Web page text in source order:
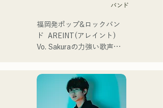
プニング記念イベント,結婚
英語も日本語も対応可能で
アーティストの日本人父と
サラブレッド。
└メンバーはジュンイチロ
ウ（Vo）、梅田孝明
（Ba）、杉本剛志（Dr）の
軽音楽部で出会い結成。
バンド
福岡発ポップ&ロックバン
ド  AREINT(アレイント)
Vo. Sakuraの力強い歌声
SHOにより生み出される楽
曲は、キャッチーでどこか
馴染みのあるロックサウン